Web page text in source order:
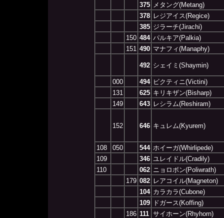
375
メタング(Metang)
378 レジアイス(Regice)
385 ジラーチ(Jirachi)
150 484 パルキア(Palkia)
151 490 マナフィ(Manaphy)
492 シェイミ(Shaymin)
000 494 ビクティニ(Victini)
131
625 キリキザン(Bisharp)
149
643 レシラム(Reshiram)
152 646 キュレム(Kyurem)
108 050 544 ホイーガ(Whirlipede)
109
346 ユレイドル(Cradily)
110
062 ニョロボン(Poliwrath)
179 082 レアコイル(Magneton)
104 カラカラ(Cubone)
109
ドガース(Koffing)
186 111 サイホーン(Rhyhorn)